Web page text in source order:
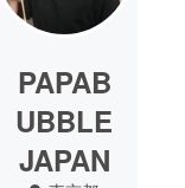
PAPAB
UBBLE
JAPAN